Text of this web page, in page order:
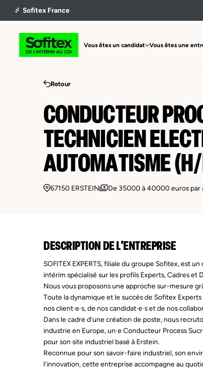
Vous êtes un candidat Vous êtes une
Retour
CONDUCTEUR
TECHNICIEN
AUTOMATISME
67150 ERSTEIN De 35000 à 40000 euros par
DESCRIPTION DE L'ENTREPRISE
SOFITEX EXPERTS, filiale du groupe Sofitex, est
intérim spécialisé sur les profils Experts, Cadres et
Nous vous proposons une approche sur-mesure
Toute la dynamique et le succès de Sofitex
nos client·e·s, de nos candidat·e·s et de nos
Dans le cadre d’une création de poste, nous
industrie en Europe, un·e Conducteur Process
pour son site industriel basé à Erstein.
Reconnue pour son savoir-faire industriel, son
l’innovation, cette entreprise accompagne au